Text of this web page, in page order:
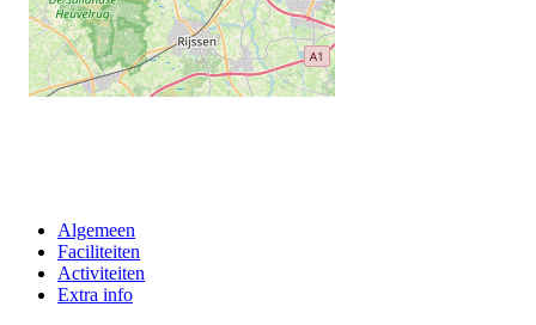
Algemeen
Faciliteiten
Activiteiten
Extra info